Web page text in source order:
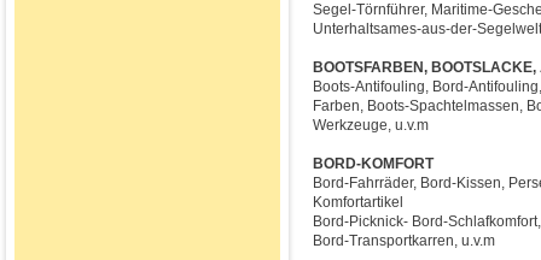
Segel-Törnführer, Maritime-
Unterhaltsames-aus-der-
BOOTSFARBEN, BOOTSLACKE,
Boots-Antifouling, Bord-
Farben, Boots-Spachtelmassen,
Werkzeuge, u.v.m
BORD-KOMFORT
Bord-Fahrräder, Bord-Kissen,
Komfortartikel
Bord-Picknick- Bord-
Bord-Transportkarren, u.v.m